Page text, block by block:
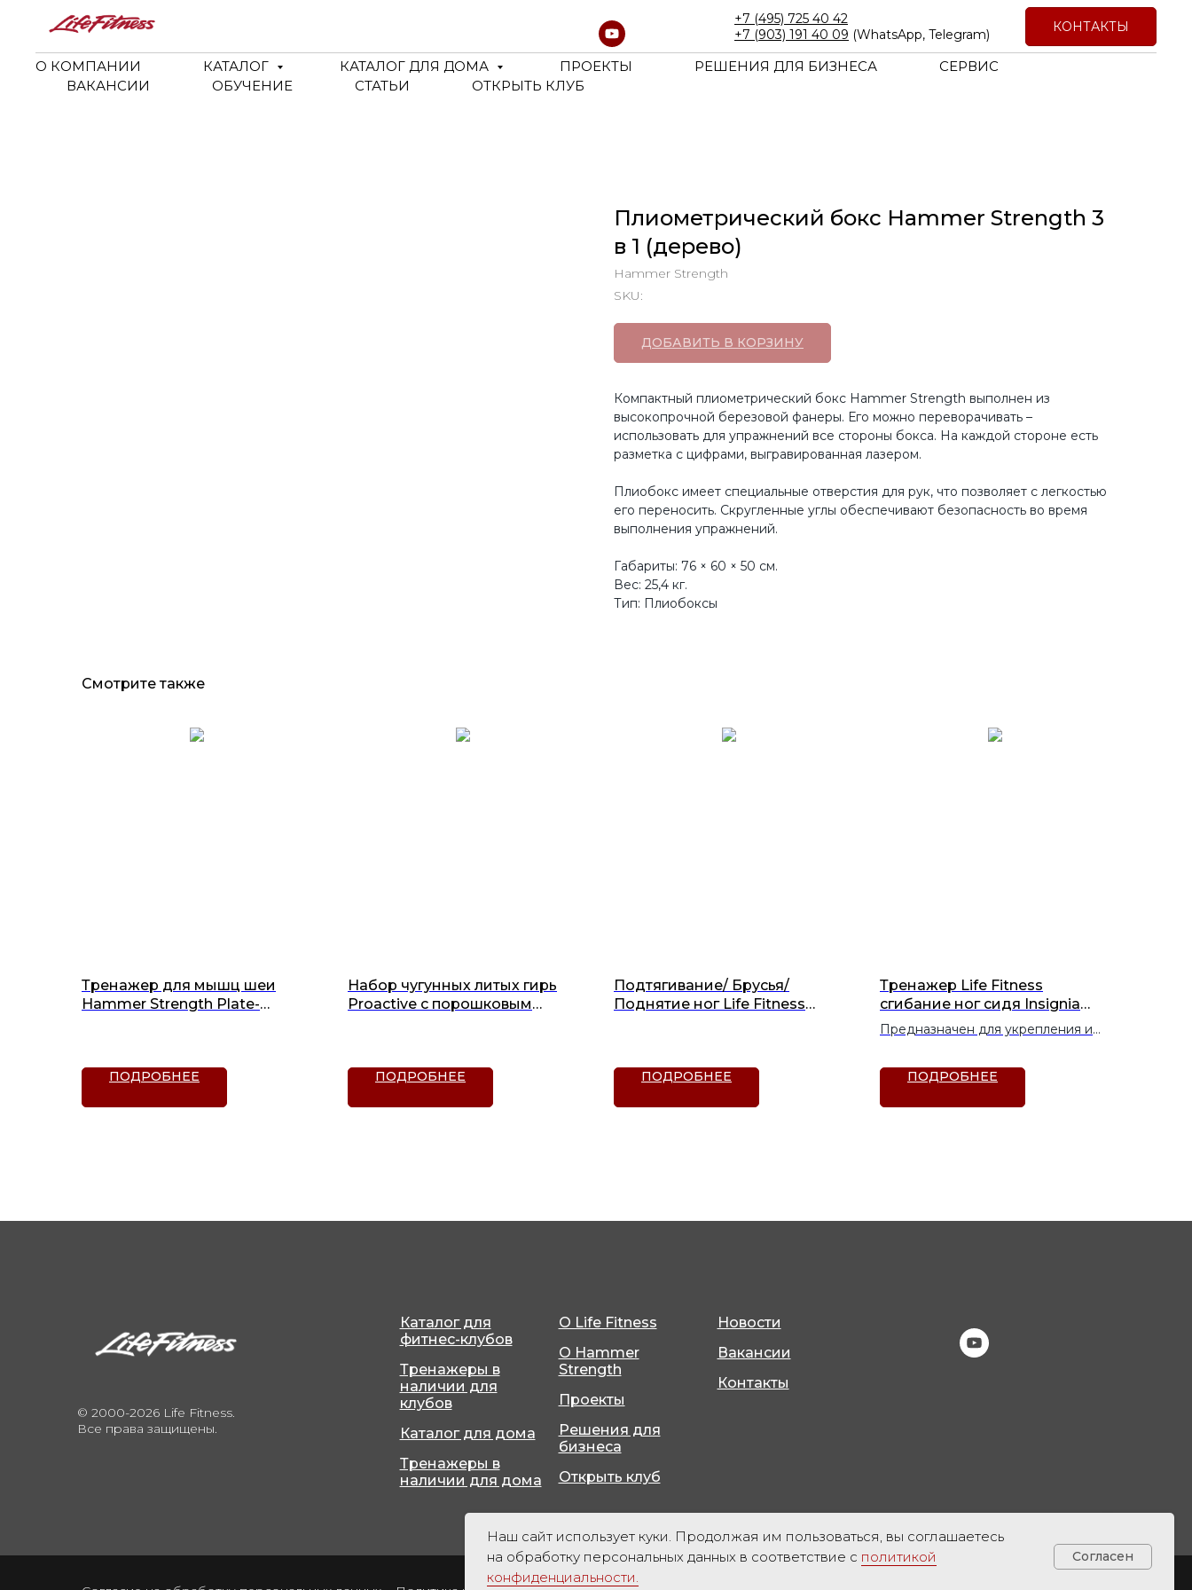
+7 (495) 725 40 42
+7 (903) 191 40 09 (WhatsApp, Telegram)
КОНТАКТЫ
О КОМПАНИИ КАТАЛОГ КАТАЛОГ ДЛЯ ДОМА ПРОЕКТЫ РЕШЕНИЯ ДЛЯ БИЗНЕСА
СЕРВИС
ВАКАНСИИ
ОБУЧЕНИЕ СТАТЬИ ОТКРЫТЬ КЛУБ
Плиометрический бокс Hammer Strength 3
в 1 (дерево)
Hammer Strength
SKU:
ДОБАВИТЬ В КОРЗИНУ
Компактный плиометрический бокс Hammer Strength выполнен из
высокопрочной березовой фанеры. Его можно переворачивать –
использовать для упражнений все стороны бокса. На каждой стороне есть
разметка с цифрами, выгравированная лазером.
Плиобокс имеет специальные отверстия для рук, что позволяет с легкостью
его переносить. Скругленные углы обеспечивают безопасность во время
выполнения упражнений.
Габариты: 76 × 60 × 50 см.
Вес: 25,4 кг.
Тип: Плиобоксы
Смотрите также
Тренажер для мышц шеи
Hammer Strength Plate-
ПОДРОБНЕЕ
Набор чугунных литых гирь
Proactive с порошковым
ПОДРОБНЕЕ
Подтягивание/ Брусья/
Поднятие ног Life Fitness
ПОДРОБНЕЕ
Тренажер Life Fitness
сгибание ног сидя Insignia
(SS-SLC)
Предназначен для укрепления и
или бицепса бедра сидя.
ПОДРОБНЕЕ
Наш сайт использует куки. Продолжая им пользоваться, вы соглашаетесь
на обработку персональных данных в соответствие с политикой
конфиденциальности.
Согласен
© 2000-2026 Life Fitness.
Все права защищены.
Каталог для
фитнес-клубов
Тренажеры в
наличии для
клубов
Каталог для дома
Тренажеры в
наличии для дома
О Life Fitness
О Hammer
Strength
Проекты
Решения для
бизнеса
Открыть клуб
Новости
Вакансии
Контакты